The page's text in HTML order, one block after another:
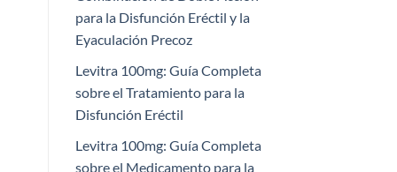
para la Disfunción Eréctil y la
Eyaculación Precoz
Levitra 100mg: Guía Completa
sobre el Tratamiento para la
Disfunción Eréctil
Levitra 100mg: Guía Completa
sobre el Medicamento para la